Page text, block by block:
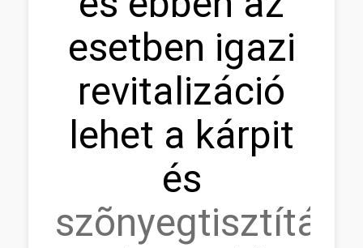
esetben igazi
revitalizáció
lehet a kárpit
és
szõnyegtisztítás.